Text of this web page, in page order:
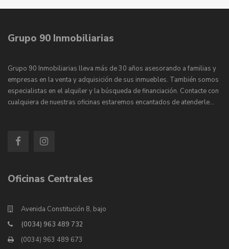
Grupo 90 Inmobiliarias
Grupo 90 Inmobiliarias lleva más de 30 años asesorando a familias y
empresas en la venta y adquisición de sus inmuebles. También somos
especialistas en el alquiler y la búsqueda de financiación. Contacte con
cualquiera de nuestras oficinas estaremos encantados de atenderle…
Oficinas Centrales
Avenida Constitución 8, bajo
(0034) 963 489 732
(0034) 963 489 673